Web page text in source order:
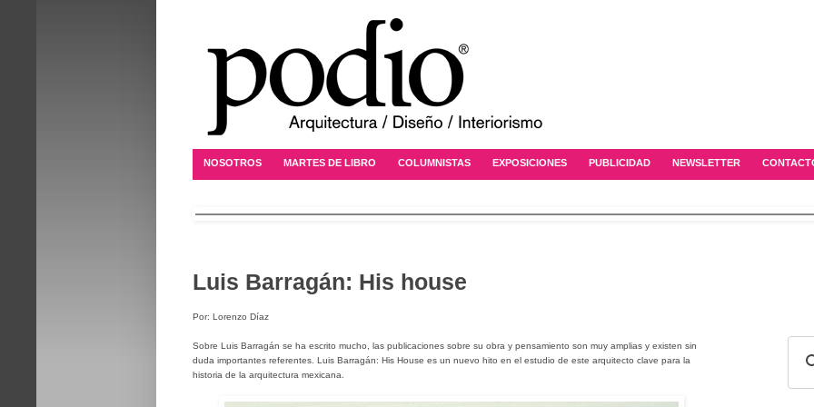
NOSOTROS MARTES DE LIBRO COLUMNISTAS EXPOSICIONES PUBLICIDAD NEWSLETTER
Luis Barragán: His house
Por: Lorenzo Díaz
Sobre Luis Barragán se ha escrito mucho, las publicaciones sobre su obra y pensamiento son muy amplias y existen sin
duda importantes referentes. Luis Barragán: His House es un nuevo hito en el estudio de este arquitecto clave para la
historia de la arquitectura mexicana.